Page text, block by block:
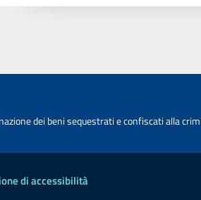
dei beni sequestrati e confiscati alla
di accessibilità